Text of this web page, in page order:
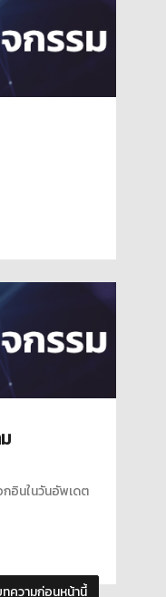
อินในวันอัพเดต
ความก่อนหน้านี้